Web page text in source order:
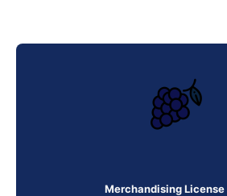
Merchandising License